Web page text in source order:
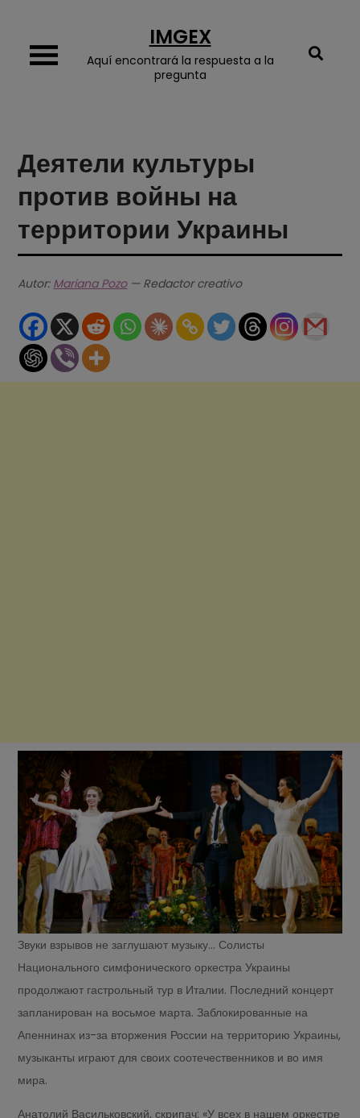
content
IMGEX
Aquí encontrará la respuesta a la
pregunta
Деятели культуры
против войны на
территории Украины
Autor: Mariana Pozo— Redactor creativo
Звуки взрывов не заглушают музыку… Солисты
Национального симфонического оркестра Украины
продолжают гастрольный тур в Италии. Последний концерт
запланирован на восьмое марта. Заблокированные на
Апеннинах из-за вторжения России на территорию Украины,
музыканты играют для своих соотечественников и во имя
мира.
Анатолий Васильковский, скрипач: «У всех в нашем оркестре